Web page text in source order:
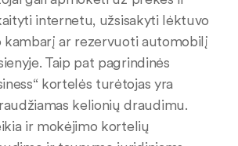
internetu, užsisakyti lėktuvo
kambarį ar rezervuoti automobilį
Taip pat pagrindinės
kortelės turėtojas yra
kelionių draudimu.
ir mokėjimo kortelių